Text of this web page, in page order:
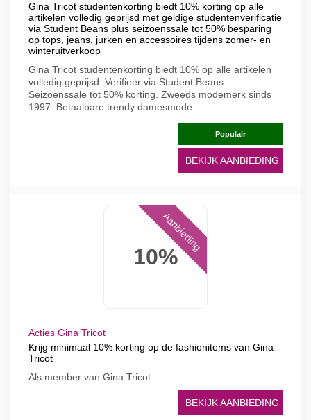
Gina Tricot studentenkorting biedt 10% korting op alle
artikelen volledig geprijsd met geldige studentenverificatie
via Student Beans plus seizoenssale tot 50% besparing
op tops, jeans, jurken en accessoires tijdens zomer- en
winteruitverkoop
Gina Tricot studentenkorting biedt 10% op alle artikelen
volledig geprijsd. Verifieer via Student Beans.
Seizoenssale tot 50% korting. Zweeds modemerk sinds
1997. Betaalbare trendy damesmode
Populair
BEKIJK AANBIEDING
10%
Aanbieding
Acties Gina Tricot
Krijg minimaal 10% korting op de fashionitems van Gina
Tricot
Als member van Gina Tricot
BEKIJK AANBIEDING